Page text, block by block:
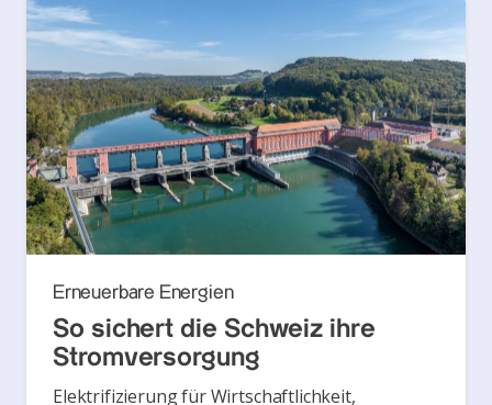
Erneuerbare Energien
So sichert die Schweiz ihre
Stromversorgung
Elektrifizierung für Wirtschaftlichkeit,